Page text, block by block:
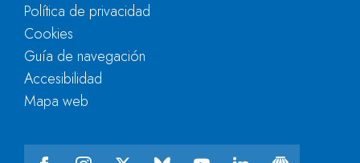
Política de privacidad
Cookies
Guía de navegación
Accesibilidad
Mapa web